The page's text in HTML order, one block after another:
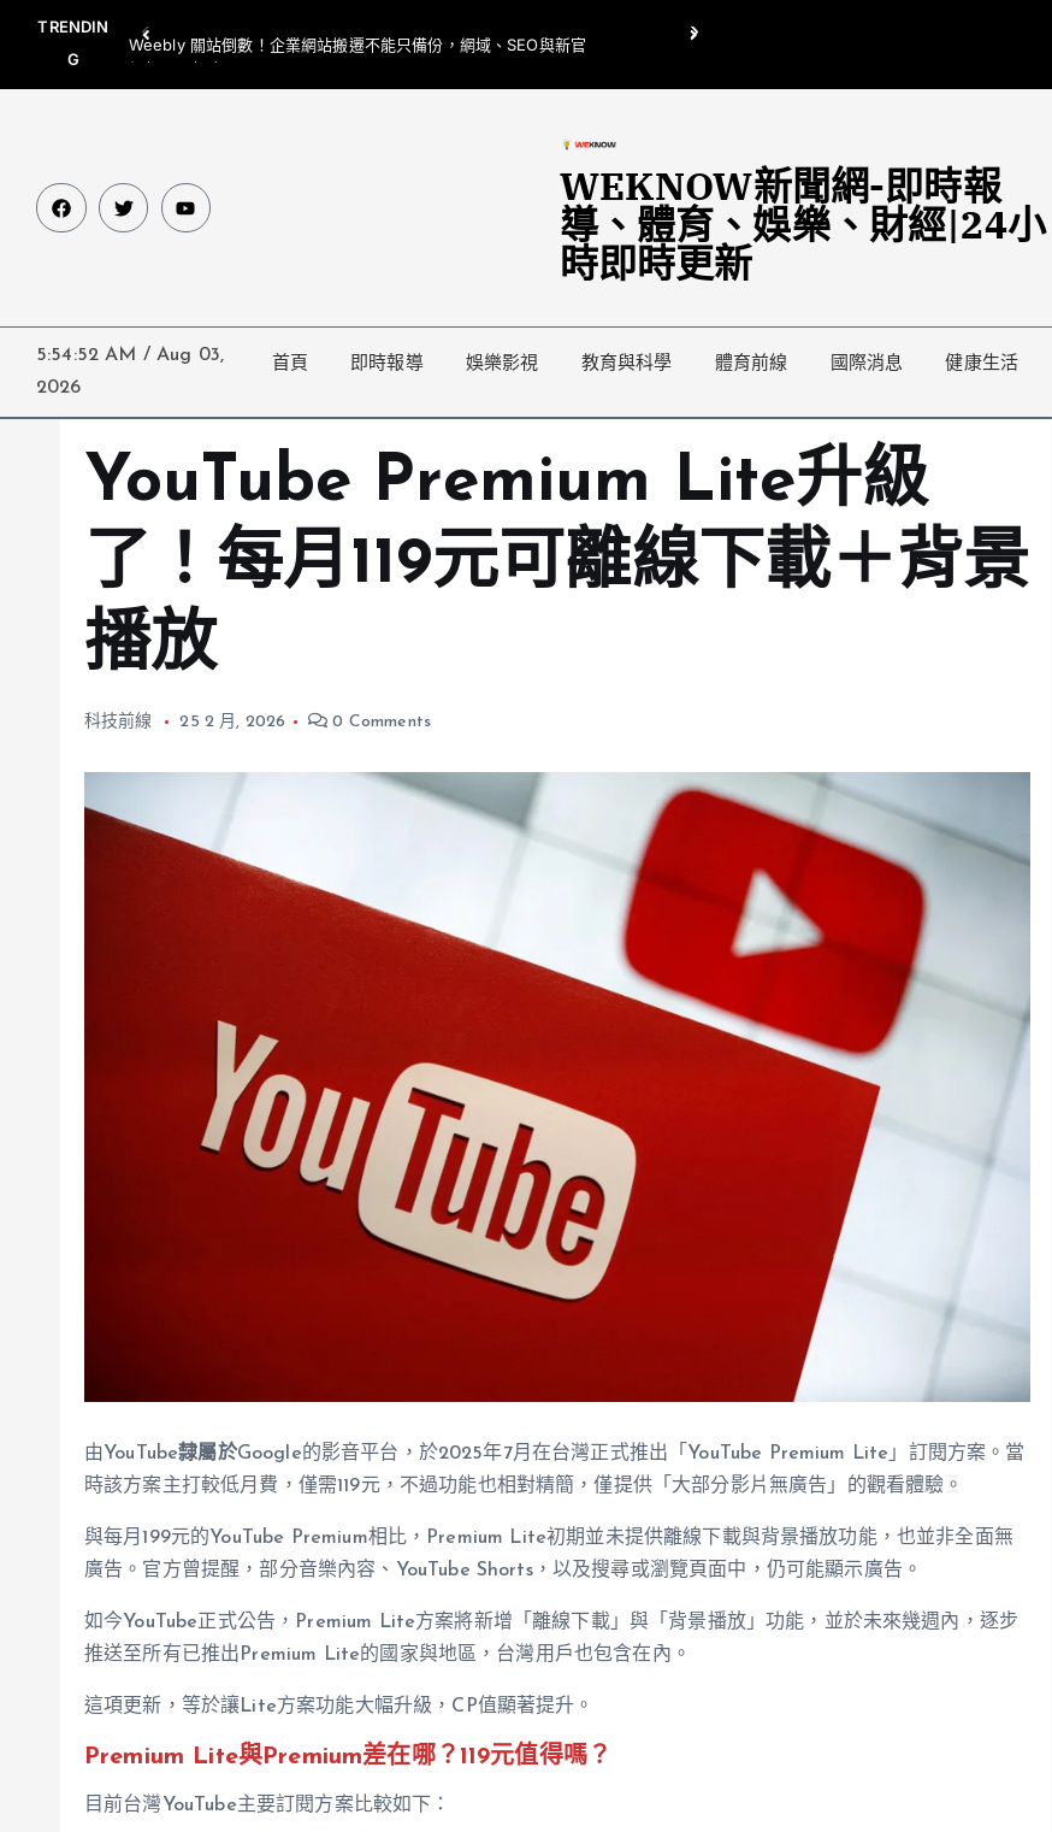
TRENDIN
G
Weebly 關站倒數！企業網站搬遷不能只備份，網域、SEO與新官
網都要一起處理
翁曉玲喊刪陸委會1295萬媒宣費惹議 梁文傑回「只能靠嘴巴」
WEKNOW新聞網-即時報
導、體育、娛樂、財經|24小
時即時更新
5:54:53 AM / Aug 03,
2026
首頁 即時報導 娛樂影視 教育與科學 體育前線 國際消息 健康生活
YouTube Premium Lite升級
了！每月119元可離線下載＋背景
播放
科技前線 25 2 月, 2026 0 Comments
由YouTube隸屬於Google的影音平台，於2025年7月在台灣正式推出「YouTube Premium Lite」訂閱方案。當
時該方案主打較低月費，僅需119元，不過功能也相對精簡，僅提供「大部分影片無廣告」的觀看體驗。
與每月199元的YouTube Premium相比，Premium Lite初期並未提供離線下載與背景播放功能，也並非全面無
廣告。官方曾提醒，部分音樂內容、YouTube Shorts，以及搜尋或瀏覽頁面中，仍可能顯示廣告。
如今YouTube正式公告，Premium Lite方案將新增「離線下載」與「背景播放」功能，並於未來幾週內，逐步
推送至所有已推出Premium Lite的國家與地區，台灣用戶也包含在內。
這項更新，等於讓Lite方案功能大幅升級，CP值顯著提升。
Premium Lite與Premium差在哪？119元值得嗎？
目前台灣YouTube主要訂閱方案比較如下：